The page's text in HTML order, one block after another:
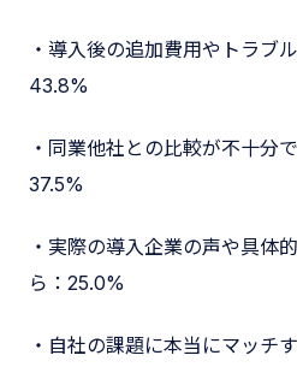
・導入後の追加費用やトラブ
43.8%
・同業他社との比較が不十分
37.5%
・実際の導入企業の声や具体
ら：25.0%
・自社の課題に本当にマッチ